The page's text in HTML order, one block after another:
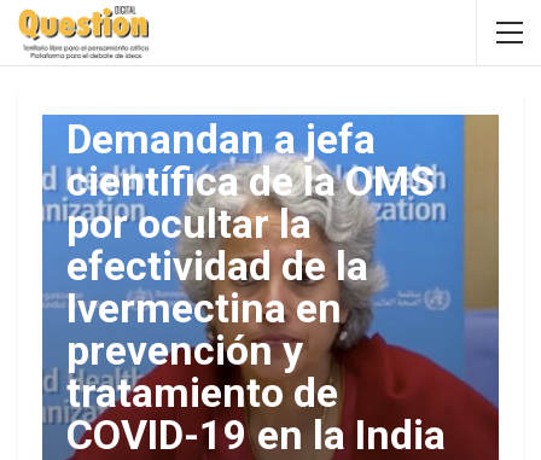
Demandan a jefa
científica de la OMS
por ocultar la
efectividad de la
Ivermectina en
prevención y
tratamiento de
COVID-19 en la India